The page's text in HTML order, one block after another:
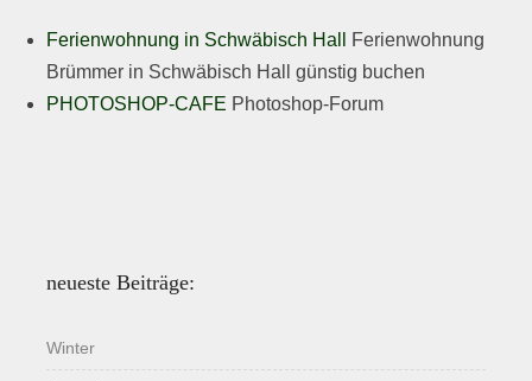
Ferienwohnung in Schwäbisch Hall
Ferienwohnung
Brümmer in Schwäbisch Hall günstig buchen
PHOTOSHOP-CAFE Photoshop-Forum
neueste Beiträge:
Winter